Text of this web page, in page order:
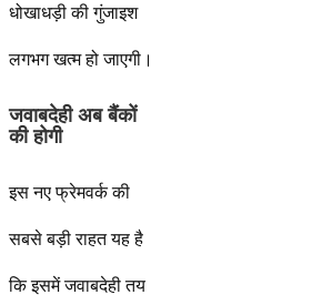
धोखाधड़ी की गुंजाइश
लगभग खत्म हो जाएगी।
जवाबदेही अब बैंकों
की होगी
इस नए फ्रेमवर्क की
सबसे बड़ी राहत यह है
कि इसमें जवाबदेही तय